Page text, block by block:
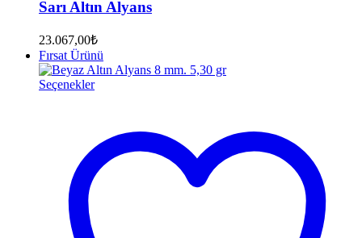
Sarı Altın Alyans
23.067,00₺
Fırsat Ürünü
Seçenekler